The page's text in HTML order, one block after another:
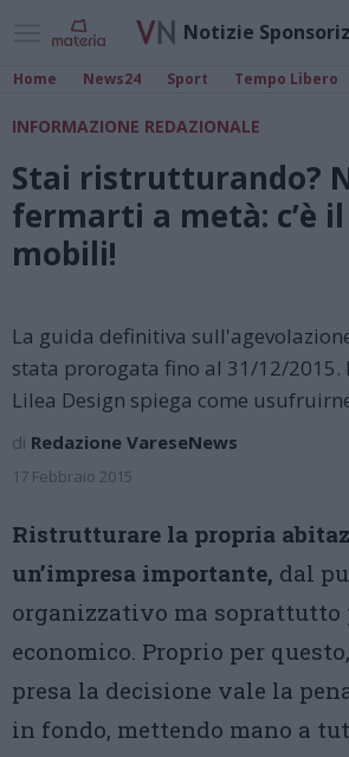
Notizie
Home News24 Sport Tempo Libero
INFORMAZIONE REDAZIONALE
Stai ristrutturando?
fermarti a metà: c’è
mobili!
La guida definitiva
stata prorogata fino al 31/12/2015.
Lilea Design spiega come
di Redazione VareseNews
17 Febbraio 2015
Ristrutturare la propria
un’impresa importante, dal
organizzativo ma soprattutto
economico. Proprio per
presa la decisione vale la
in fondo, mettendo mano a